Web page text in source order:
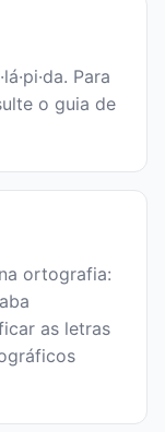
Para
o guia de
ortografia:
as letras